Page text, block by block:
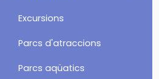
Excursions
Parcs d'atraccions
Parcs aqüatics